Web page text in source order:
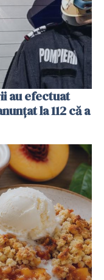
au efectuat
la 112 că a